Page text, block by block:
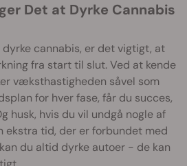
cannabis, er det vigtigt, at
fra start til slut. Ved at kende
væksthastigheden såvel som
for hver fase, får du succes,
husk, hvis du vil undgå nogle af
ekstra tid, der er forbundet med
du altid dyrke autoer - de kan